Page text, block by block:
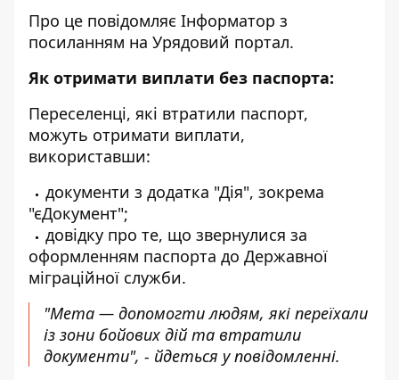
Про це повідомляє Інформатор з
посиланням на Урядовий портал.
Як отримати виплати без паспорта:
Переселенці, які втратили паспорт,
можуть отримати виплати,
використавши:
документи з додатка "Дія", зокрема
"єДокумент";
довідку про те, що звернулися за
оформленням паспорта до Державної
міграційної служби.
"Мета — допомогти людям, які переїхали
із зони бойових дій та втратили
документи", - йдеться у повідомленні.